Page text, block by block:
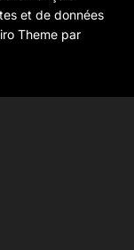
et de données
Themepar